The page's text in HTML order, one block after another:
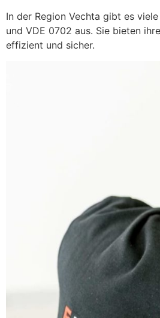
In der Region Vechta gibt es
und VDE 0702 aus. Sie bieten
effizient und sicher.